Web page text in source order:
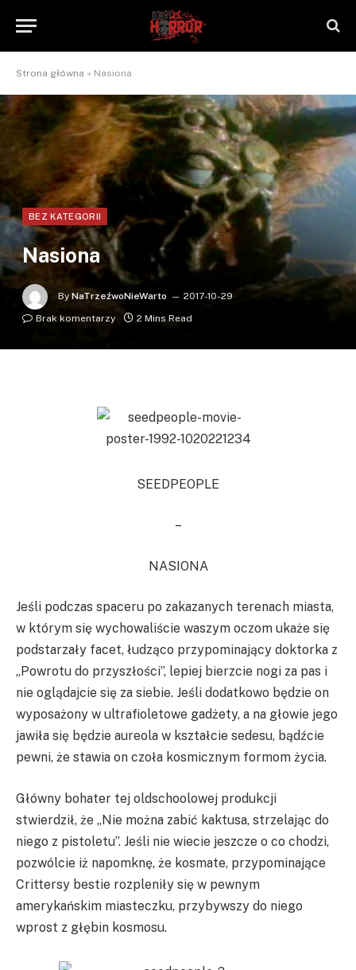
Strona główna » Nasiona
BEZ KATEGORII
Nasiona
By NaTrzeźwoNieWarto
2017-10-29
Brak komentarzy
2 Mins Read
SEEDPEOPLE
–
NASIONA
Jeśli podczas spaceru po zakazanych terenach miasta,
w którym się wychowaliście waszym oczom ukaże się
podstarzały facet, łudząco przypominający doktorka z
„Powrotu do przyszłości”, lepiej bierzcie nogi za pas i
nie oglądajcie się za siebie. Jeśli dodatkowo będzie on
wyposażony w ultrafioletowe gadżety, a na głowie jego
jawiła się będzie aureola w kształcie sedesu, bądźcie
pewni, że stawia on czoła kosmicznym formom życia.
Główny bohater tej oldschoolowej produkcji
stwierdził, że „Nie można zabić kaktusa, strzelając do
niego z pistoletu”. Jeśli nie wiecie jeszcze o co chodzi,
pozwólcie iż napomknę, że kosmate, przypominające
Crittersy bestie rozpleniły się w pewnym
amerykańskim miasteczku, przybywszy do niego
wprost z głębin kosmosu.